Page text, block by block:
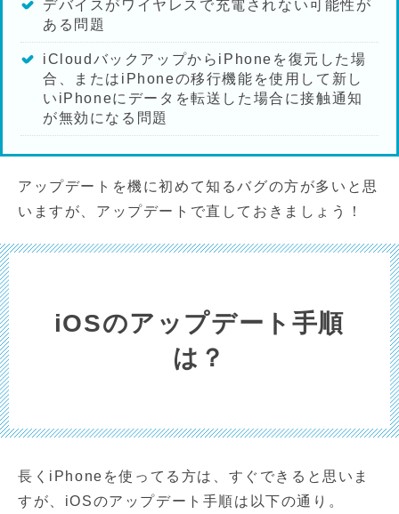
デバイスがワイヤレスで充電されない可能性が
ある問題
iCloudバックアップからiPhoneを復元した場
合、またはiPhoneの移行機能を使用して新し
いiPhoneにデータを転送した場合に接触通知
が無効になる問題
アップデートを機に初めて知るバグの方が多いと思
いますが、アップデートで直しておきましょう！
iOSのアップデート手順
は？
長くiPhoneを使ってる方は、すぐできると思いま
すが、iOSのアップデート手順は以下の通り。